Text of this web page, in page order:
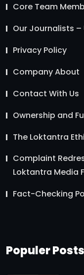
Core Team
Our Journalists
Privacy Policy
Company About
Contact With Us
Ownership and
The Loktantra
Complaint
Loktantra Media
Fact-Checking
Populer Posts